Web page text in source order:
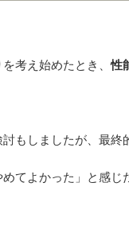
考え始めたとき、性
もしましたが、最終
てよかった」と感じ